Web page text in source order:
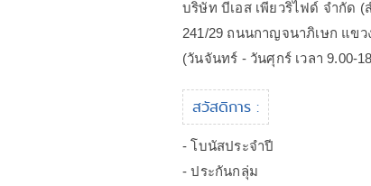
บริษัท บีเอส เพียวริไฟด์ จำกัด (
241/29 ถนนกาญจนาภิเษก แขว
(วันจันทร์ - วันศุกร์ เวลา 9.00-
สวัสดิการ :
- โบนัสประจำปี
- ประกันกลุ่ม